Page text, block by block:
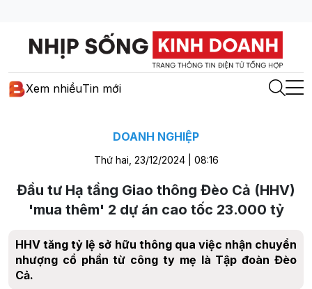
Xem nhiềuTin mới
DOANH NGHIỆP
Thứ hai, 23/12/2024 | 08:16
Đầu tư Hạ tầng Giao thông Đèo Cả (HHV)
'mua thêm' 2 dự án cao tốc 23.000 tỷ
HHV tăng tỷ lệ sở hữu thông qua việc nhận chuyển
nhượng cổ phần từ công ty mẹ là Tập đoàn Đèo
Cả.